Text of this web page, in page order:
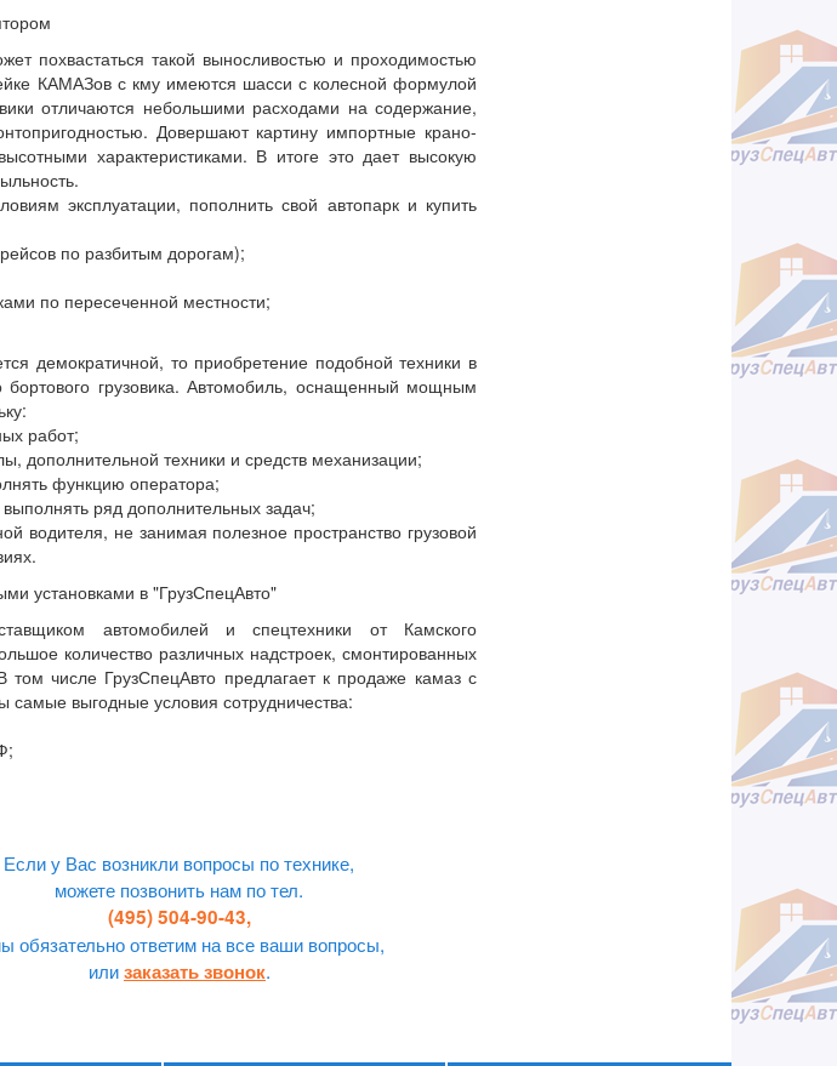
похвастаться такой выносливостью и проходимостью
КАМАЗов с кму имеются шасси с колесной формулой
отличаются небольшими расходами на содержание,
Довершают картину импортные крано-
характеристиками. В итоге это дает высокую
эксплуатации, пополнить свой автопарк и купить
по разбитым дорогам);
по пересеченной местности;
демократичной, то приобретение подобной техники в
грузовика. Автомобиль, оснащенный мощным
работ;
дополнительной техники и средств механизации;
функцию оператора;
ряд дополнительных задач;
водителя, не занимая полезное пространство грузовой
установками в "ГрузСпецАвто"
автомобилей и спецтехники от Камского
количество различных надстроек, смонтированных
том числе ГрузСпецАвто предлагает к продаже камаз с
выгодные условия сотрудничества:
Если у Вас возникли вопросы по технике,
можете позвонить нам по тел.
(495) 504-90-43,
обязательно ответим на все ваши вопросы,
илизаказать звонок.